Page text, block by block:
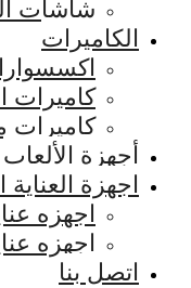
شاشات
الكاميرات
كاميرات
كاميرات
أجهزة الألعاب
اجهزة
اجهزه
اجهزه
اتصل بنا